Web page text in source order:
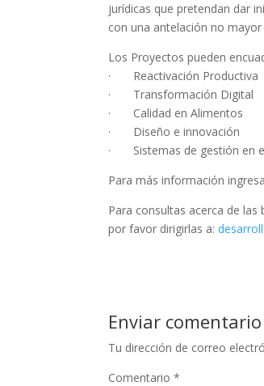
jurídicas que pretendan dar
con una antelación no mayor
Los Proyectos pueden
· Reactivación Productiva
· Transformación Digital
· Calidad en Alimentos
· Diseño e innovación
· Sistemas de gestión en
Para más información
Para consultas acerca de
por favor dirigirlas a:
Enviar comentario
Tu dirección de correo
Comentario*